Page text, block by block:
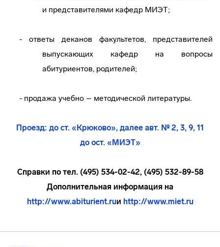
и представителями кафедр МИЭТ;
- ответы деканов факультетов, представителей
выпускающих кафедр на вопросы
абитуриентов, родителей;
- продажа учебно – методической литературы.
Проезд: до ст. «Крюково», далее авт. № 2, 3, 9, 11
до ост. «МИЭТ»
Справки по тел. (495) 534-02-42, (495) 532-89-58
Дополнительная информация на
http://www.abiturient.ruи http://www.miet.ru